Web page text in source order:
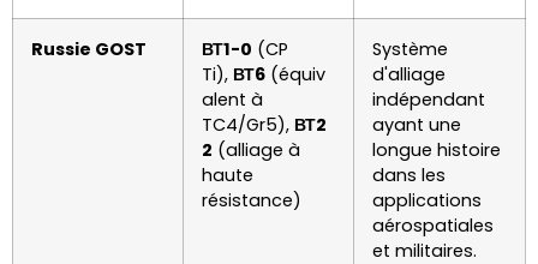
Russie GOST ВТ1-0 (CP
Ti), ВТ6 (équiv
alent à
TC4/Gr5), ВТ2
2 (alliage à
haute
résistance)
Système
d'alliage
indépendant
ayant une
longue histoire
dans les
applications
aérospatiales
et militaires.